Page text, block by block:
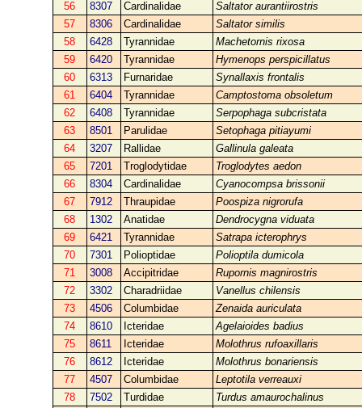
56
8307 Cardinalidae
Saltator aurantiirostris
57
8306 Cardinalidae
Saltator similis
58
6428 Tyrannidae
Machetornis rixosa
59
6420 Tyrannidae
Hymenops perspicillatus
60
6313 Furnaridae
Synallaxis frontalis
61
6404 Tyrannidae
Camptostoma obsoletum
62
6408 Tyrannidae
Serpophaga subcristata
63
8501 Parulidae
Setophaga pitiayumi
64
3207 Rallidae
Gallinula galeata
65
7201 Troglodytidae
Troglodytes aedon
66
8304 Cardinalidae
Cyanocompsa brissonii
67
7912 Thraupidae
Poospiza nigrorufa
68
1302 Anatidae
Dendrocygna viduata
69
6421 Tyrannidae
Satrapa icterophrys
70
7301 Polioptidae
Polioptila dumicola
71
3008 Accipitridae
Rupornis magnirostris
72
3302 Charadriidae
Vanellus chilensis
73
4506 Columbidae
Zenaida auriculata
74
8610 Icteridae
Agelaioides badius
75
8611 Icteridae
Molothrus rufoaxillaris
76
8612 Icteridae
Molothrus bonariensis
77
4507 Columbidae
Leptotila verreauxi
78
7502 Turdidae
Turdus amaurochalinus